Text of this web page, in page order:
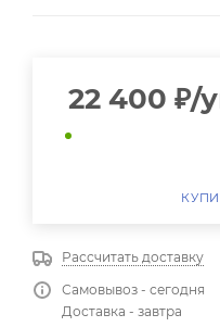
22 400 ₽/
Рассчитать доставку
Самовывоз - сегодня
Доставка - завтра